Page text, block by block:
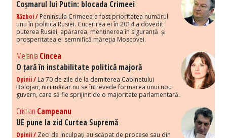
Coșmarul lui Putin: blocada Crimeei
Război / Peninsula Crimeea a fost prioritatea numărul
unu în politica Rusiei. Cucerirea ei în 2014 a dovedit
puterea Rusiei, apărarea, menținerea în siguranță și
prosperitatea ei semnifică măreția Moscovei.
Melania Cincea
O țară în instabilitate politică majoră
Opinii / La 70 de zile de la demiterea Cabinetului
Bolojan, nici măcar nu se întrevede formarea unui nou
guvern, care să fie sprijinit de o majoritate parlamentară.
Cristian Campeanu
UE pune la zid Curtea Supremă
Opinii / Zeci de inculpați au scăpat de procese sau din